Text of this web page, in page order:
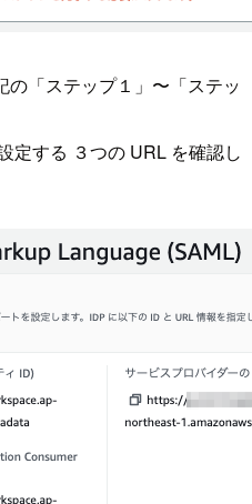
「ステップ１」〜「ステッ
定する ３つの URL を確認し